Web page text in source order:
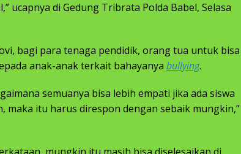
ucapnya di Gedung Tribrata Polda Babel, Selasa
bagi para tenaga pendidik, orang tua untuk bisa
anak-anak terkait bahayanya bullying.
semuanya bisa lebih empati jika ada siswa
maka itu harus direspon dengan sebaik mungkin,”